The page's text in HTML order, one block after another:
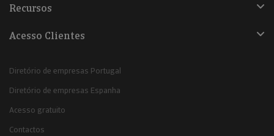
Recursos
Acesso Clientes
Diretório de empresas Portugal
Diretório de empresas Espanha
Acesso gratuito
Contactos